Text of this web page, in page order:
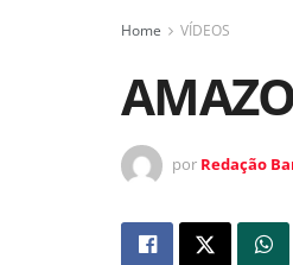
Home VÍDEOS
por Redação